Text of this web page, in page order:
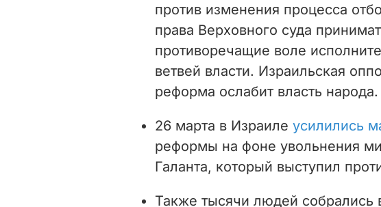
против изменения процесса
права Верховного суда
противоречащие воле
ветвей власти. Израильская
реформа ослабит власть народа.
26 марта в Израиле усилились
реформы на фоне увольнения
Галанта, который выступил
Также тысячи людей